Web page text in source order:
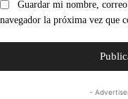
Guardar mi nombre,
navegador la próxima vez que
-